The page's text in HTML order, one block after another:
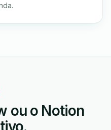
ou o Notion